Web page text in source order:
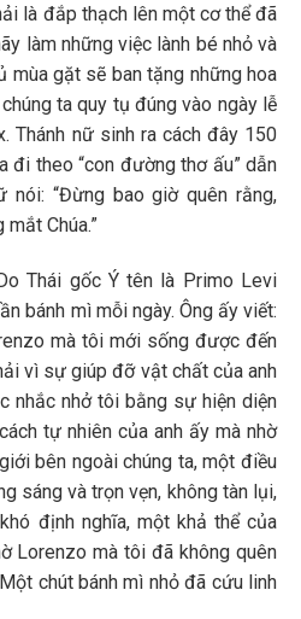
là đắp thạch lên một cơ thể đã
làm những việc lành bé nhỏ và
mùa gặt sẽ ban tặng những hoa
ta quy tụ đúng vào ngày lễ
Thánh nữ sinh ra cách đây 150
đi theo “con đường thơ ấu” dẫn
nói: “Đừng bao giờ quên rằng,
Chúa.”
Thái gốc Ý tên là Primo Levi
bánh mì mỗi ngày. Ông ấy viết:
mà tôi mới sống được đến
vì sự giúp đỡ vật chất của anh
nhắc nhở tôi bằng sự hiện diện
tự nhiên của anh ấy mà nhờ
bên ngoài chúng ta, một điều
sáng và trọn vẹn, không tàn lụi,
định nghĩa, một khả thể của
Lorenzo mà tôi đã không quên
Một chút bánh mì nhỏ đã cứu linh